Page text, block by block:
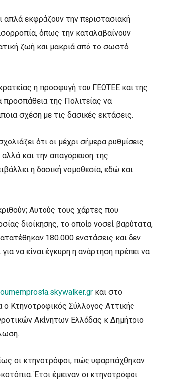
απλά εκφράζουν την περιστασιακή
όπως την καταλαβαίνουν
ζωή και μακριά από το σωστό
η προσφυγή του ΓΕΩΤΕΕ και της
της Πολιτείας να
σχέση με τις δασικές εκτάσεις.
ότι οι μέχρι σήμερα ρυθμίσεις
και την απαγόρευση της
η δασική νομοθεσία, εδώ και
Αυτούς τους χάρτες που
διοίκησης, το οποίο νοσεί βαρύτατα,
180.000 ενστάσεις και δεν
να είναι έγκυρη η ανάρτηση πρέπει να
και στο
Κτηνοτροφικός Σύλλογος Αττικής
Ακίνητων Ελλάδας κ Δημήτριο
οι κτηνοτρόφοι, πώς υφαρπάχθηκαν
Έτσι έμειναν οι κτηνοτρόφοι